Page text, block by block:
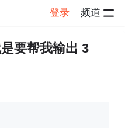
登录 频道
情
要帮我输出 3